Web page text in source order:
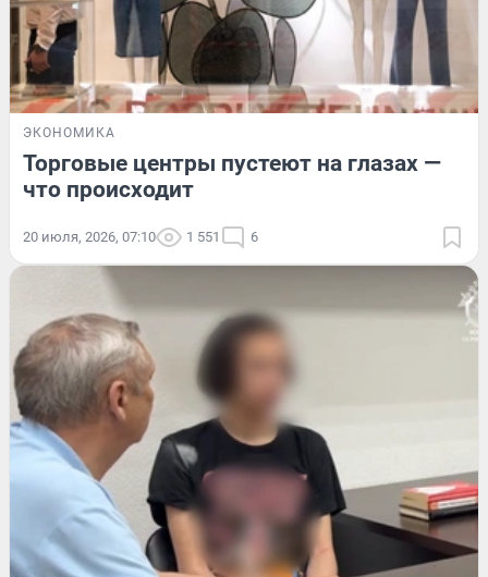
ЭКОНОМИКА
Торговые центры пустеют на глазах —
что происходит
20 июля, 2026, 07:10 1 551 6